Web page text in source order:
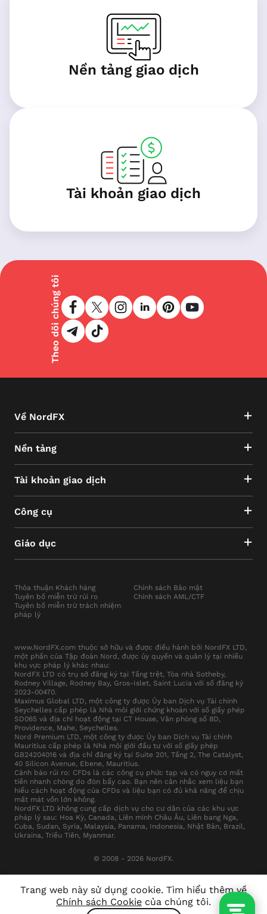
Nền tảng giao dịch
Tài khoản giao dịch
Trang web này sử dụng cookie. Tìm hiểu thêm về
Chính sách Cookie của chúng tôi.
Theo dõi chúng tôi
Về NordFX
Nền tảng
Tài khoản giao dịch
Công cụ
Giáo dục
Thỏa thuận Khách hàng
Tuyên bố miễn trừ rủi ro
Tuyên bố miễn trừ trách nhiệm
pháp lý
Chính sách Bảo mật
Chính sách AML/CTF
www.NordFX.com thuộc sở hữu và được điều hành bởi NordFX LTD,
một phần của Tập đoàn Nord, được ủy quyền và quản lý tại nhiều
khu vực pháp lý khác nhau:
NordFX LTD có trụ sở đăng ký tại Tầng trệt, Tòa nhà Sotheby,
Rodney Village, Rodney Bay, Gros-Islet, Saint Lucia với số đăng ký
2023-00470.
Maximus Global LTD, một công ty được Ủy ban Dịch vụ Tài chính
Seychelles cấp phép là Nhà môi giới chứng khoán với số giấy phép
SD065 và địa chỉ hoạt động tại CT House, Văn phòng số 8D,
Providence, Mahe, Seychelles.
Nord Premium LTD, một công ty được Ủy ban Dịch vụ Tài chính
Mauritius cấp phép là Nhà môi giới đầu tư với số giấy phép
GB24204016 và địa chỉ đăng ký tại Suite 201, Tầng 2, The Catalyst,
40 Silicon Avenue, Ebene, Mauritius.
Cảnh báo rủi ro: CFDs là các công cụ phức tạp và có nguy cơ mất
tiền nhanh chóng do đòn bẩy cao. Bạn nên cân nhắc xem liệu bạn
hiểu cách hoạt động của CFDs và liệu bạn có đủ khả năng để chịu
mất mát vốn lớn không.
NordFX LTD không cung cấp dịch vụ cho cư dân của các khu vực
pháp lý sau: Hoa Kỳ, Canada, Liên minh Châu Âu, Liên bang Nga,
Cuba, Sudan, Syria, Malaysia, Panama, Indonesia, Nhật Bản, Brazil,
Ukraina, Triều Tiên, Myanmar.
© 2008 - 2026 NordFX.